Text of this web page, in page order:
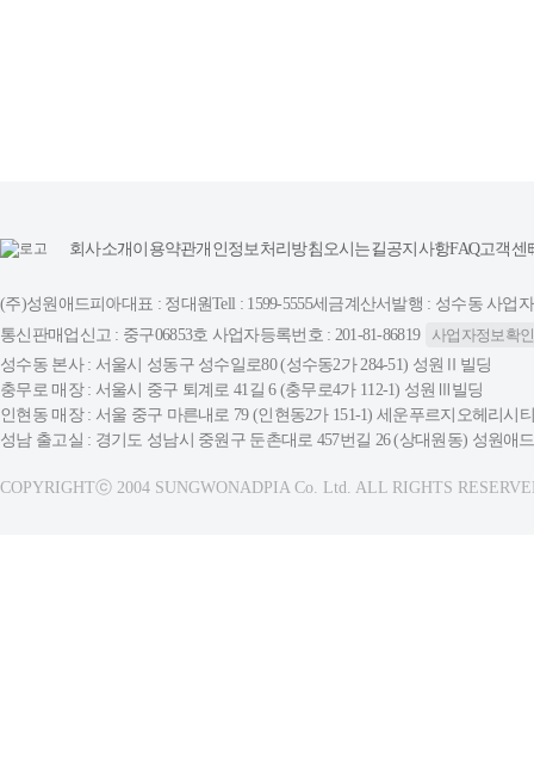
회사소개 이용약관개인정보처리방침오시는길공지사항FAQ고객센
(주)성원애드피아대표 : 정대원Tell : 1599-5555세금계산서발행 : 성수동 사업자
통신판매업신고 : 중구06853호 사업자등록번호 : 201-81-86819
사업자정보확인
성수동 본사 : 서울시 성동구 성수일로80 (성수동2가 284-51) 성원Ⅱ빌딩
충무로 매장 : 서울시 중구 퇴계로 41길 6 (충무로4가 112-1) 성원Ⅲ빌딩
인현동 매장 : 서울 중구 마른내로 79 (인현동2가 151-1) 세운푸르지오헤리시
성남 출고실 : 경기도 성남시 중원구 둔촌대로 457번길 26 (상대원동) 성원애
COPYRIGHTⓒ 2004 SUNGWONADPIA Co. Ltd. ALL RIGHTS